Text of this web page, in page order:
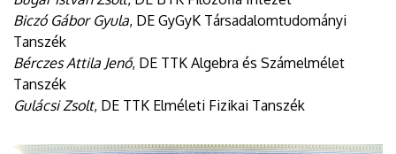
Biczó Gábor Gyula, DE GyGyK Társadalomtudományi
Tanszék
Bérczes Attila Jenő, DE TTK Algebra és Számelmélet
Tanszék
Gulácsi Zsolt, DE TTK Elméleti Fizikai Tanszék